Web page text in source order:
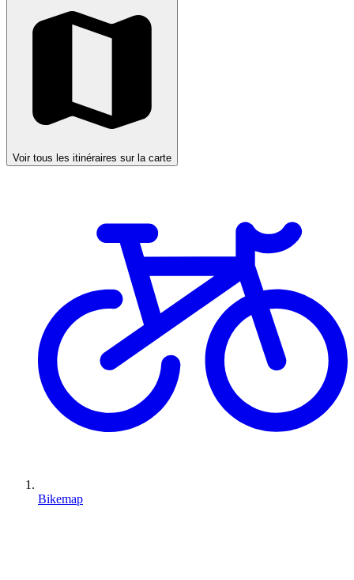
Voir tous les itinéraires sur la carte
Bikemap